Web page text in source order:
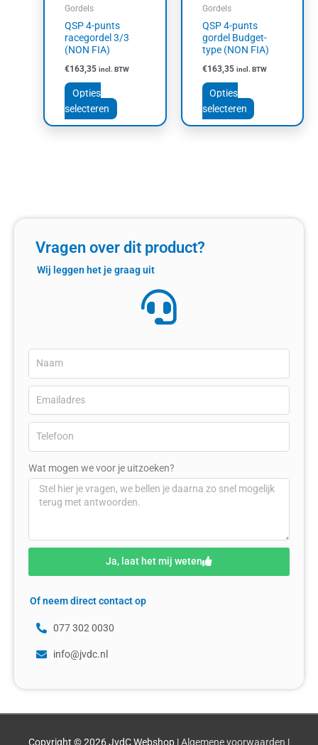
Gordels
QSP 4-punts
racegordel 3/3
(NON FIA)
€163,35 incl. BTW
Opties
selecteren
worden
Gordels
QSP 4-punts
gordel Budget-
type (NON FIA)
€163,35 incl. BTW
Opties
selecteren
worden
op
Vragen over dit product?
Wij leggen het je graag uit
Wat mogen we voor je uitzoeken?
Ja, laat het mij weten
Of neem direct contact op
077 302 0030
info@jvdc.nl
Copyright © 2026JvdC Webshop |Algemene voorwaarden |